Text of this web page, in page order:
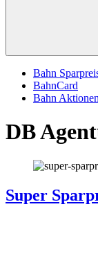
Bahn
BahnCard
Bahn Aktionen
DB
Super